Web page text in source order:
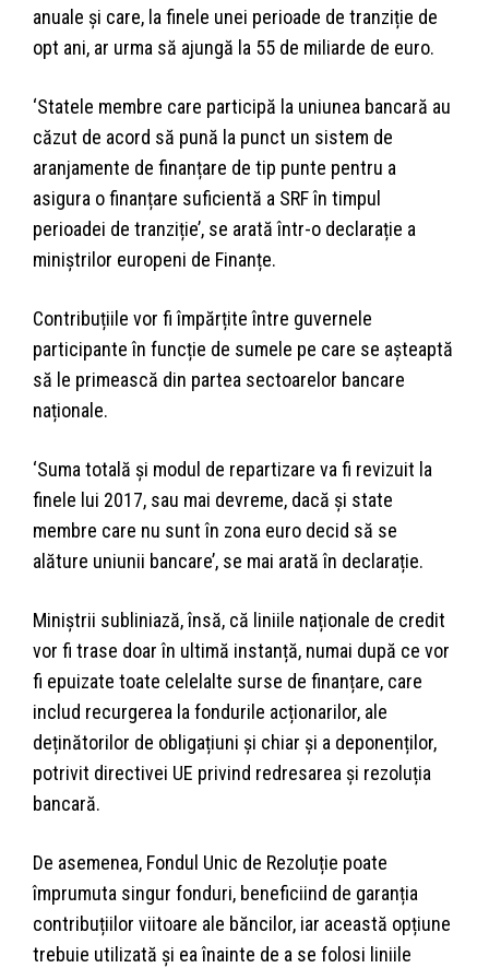
anuale și care, la finele unei perioade de tranziție de
opt ani, ar urma să ajungă la 55 de miliarde de euro.
‘Statele membre care participă la uniunea bancară au
căzut de acord să pună la punct un sistem de
aranjamente de finanțare de tip punte pentru a
asigura o finanțare suficientă a SRF în timpul
perioadei de tranziție’, se arată într-o declarație a
miniștrilor europeni de Finanțe.
Contribuțiile vor fi împărțite între guvernele
participante în funcție de sumele pe care se așteaptă
să le primească din partea sectoarelor bancare
naționale.
‘Suma totală și modul de repartizare va fi revizuit la
finele lui 2017, sau mai devreme, dacă și state
membre care nu sunt în zona euro decid să se
alăture uniunii bancare’, se mai arată în declarație.
Miniștrii subliniază, însă, că liniile naționale de credit
vor fi trase doar în ultimă instanță, numai după ce vor
fi epuizate toate celelalte surse de finanțare, care
includ recurgerea la fondurile acționarilor, ale
deținătorilor de obligațiuni și chiar și a deponenților,
potrivit directivei UE privind redresarea și rezoluția
bancară.
De asemenea, Fondul Unic de Rezoluție poate
împrumuta singur fonduri, beneficiind de garanția
contribuțiilor viitoare ale băncilor, iar această opțiune
trebuie utilizată și ea înainte de a se folosi liniile